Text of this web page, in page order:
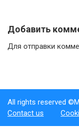
Добавить
Для отправки
All rights reserved
Contact us